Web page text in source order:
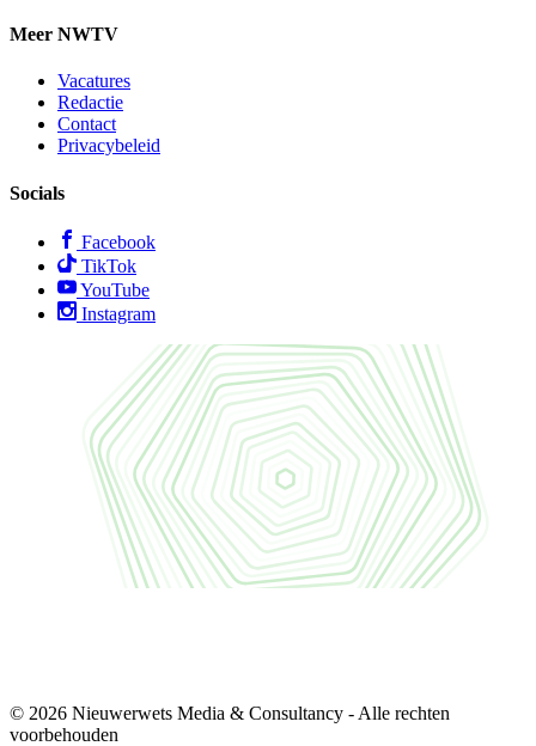
Meer NWTV
Vacatures
Redactie
Contact
Privacybeleid
Socials
Facebook
TikTok
YouTube
Instagram
© 2026 Nieuwerwets Media & Consultancy - Alle rechten
voorbehouden